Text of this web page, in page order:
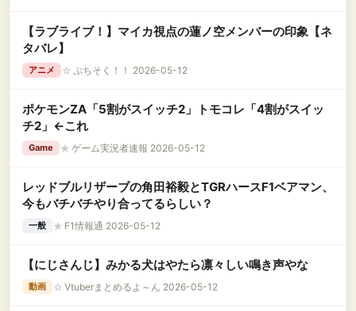
【ラブライブ！】マイカ視点の蓮ノ空メンバーの印象【ネ
タバレ】
アニメ ☆ ぷちそく！！ 2026-05-12
ポケモンZA「5割がスイッチ2」トモコレ「4割がスイッ
チ2」←これ
Game ★ ゲーム実況者速報 2026-05-12
レッドブルリザーブの角田裕毅とTGRハースF1ベアマン、
今もバチバチやり合ってるらしい？
一般 ★ F1情報通 2026-05-12
【にじさんじ】みかる犬はやたら凛々しい鳴き声やな
動画 ☆ Vtuberまとめるよ～ん 2026-05-12